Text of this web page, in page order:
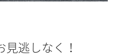
逃しなく！